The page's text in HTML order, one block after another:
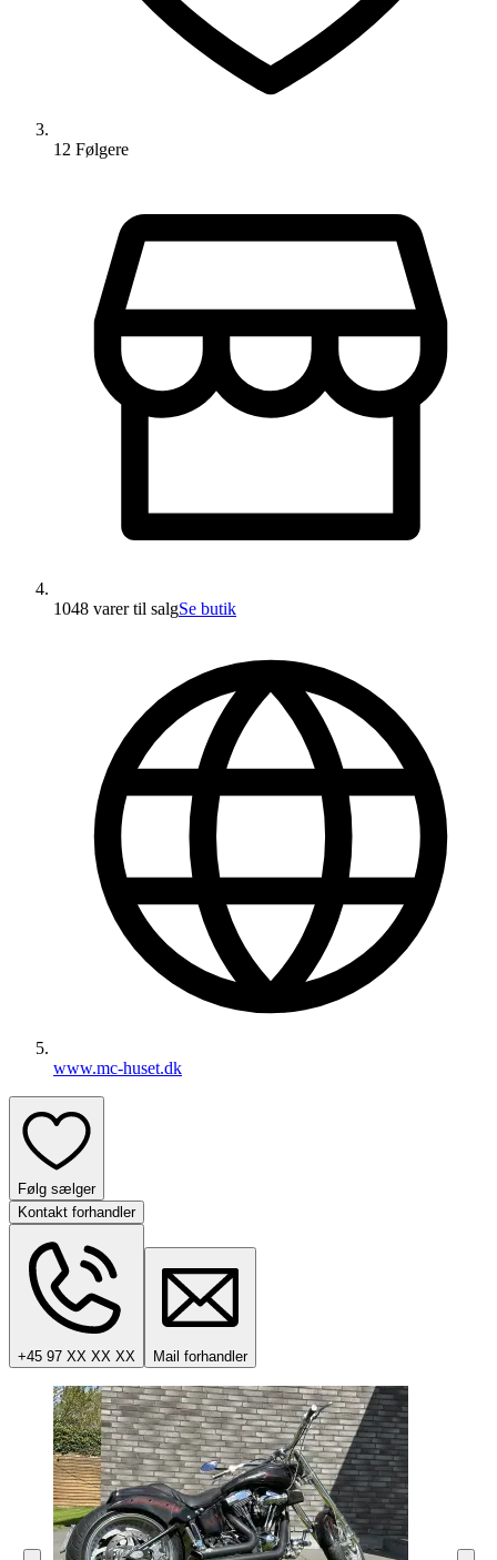
12 Følgere
1048 varertil salgSe butik
www.mc-huset.dk
Følg sælger
Kontakt forhandler
+45 97 XX XX XX Mail forhandler